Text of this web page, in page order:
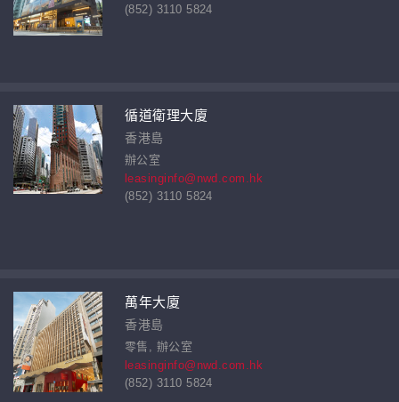
(852) 3110 5824
循道衛理大廈
香港島
辦公室
leasinginfo@nwd.com.hk
(852) 3110 5824
萬年大廈
香港島
零售, 辦公室
leasinginfo@nwd.com.hk
(852) 3110 5824